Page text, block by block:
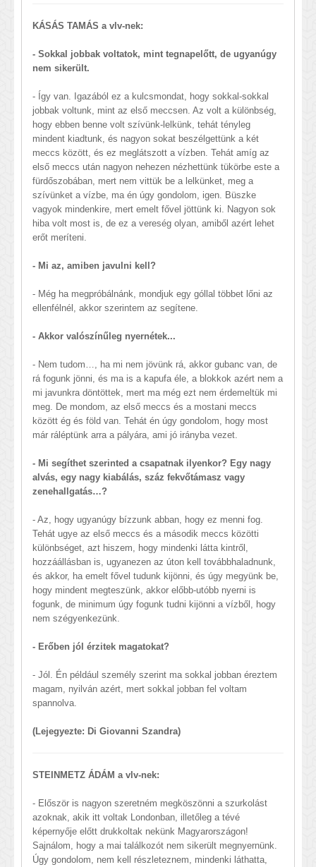
KÁSÁS TAMÁS a vlv-nek:
- Sokkal jobbak voltatok, mint tegnapelőtt, de ugyanúgy
nem sikerült.
- Így van. Igazából ez a kulcsmondat, hogy sokkal-sokkal
jobbak voltunk, mint az első meccsen. Az volt a különbség,
hogy ebben benne volt szívünk-lelkünk, tehát tényleg
mindent kiadtunk, és nagyon sokat beszélgettünk a két
meccs között, és ez meglátszott a vízben. Tehát amíg az
első meccs után nagyon nehezen nézhettünk tükörbe este a
fürdőszobában, mert nem vittük be a lelkünket, meg a
szívünket a vízbe, ma én úgy gondolom, igen. Büszke
vagyok mindenkire, mert emelt fővel jöttünk ki. Nagyon sok
hiba volt most is, de ez a vereség olyan, amiből azért lehet
erőt meríteni.
- Mi az, amiben javulni kell?
- Még ha megpróbálnánk, mondjuk egy góllal többet lőni az
ellenfélnél, akkor szerintem az segítene.
- Akkor valószínűleg nyernétek...
- Nem tudom…, ha mi nem jövünk rá, akkor gubanc van, de
rá fogunk jönni, és ma is a kapufa éle, a blokkok azért nem a
mi javunkra döntöttek, mert ma még ezt nem érdemeltük mi
meg. De mondom, az első meccs és a mostani meccs
között ég és föld van. Tehát én úgy gondolom, hogy most
már ráléptünk arra a pályára, ami jó irányba vezet.
- Mi segíthet szerinted a csapatnak ilyenkor? Egy nagy
alvás, egy nagy kiabálás, száz fekvőtámasz vagy
zenehallgatás…?
- Az, hogy ugyanúgy bízzunk abban, hogy ez menni fog.
Tehát ugye az első meccs és a második meccs közötti
különbséget, azt hiszem, hogy mindenki látta kintről,
hozzáállásban is, ugyanezen az úton kell továbbhaladnunk,
és akkor, ha emelt fővel tudunk kijönni, és úgy megyünk be,
hogy mindent megteszünk, akkor előbb-utóbb nyerni is
fogunk, de minimum úgy fogunk tudni kijönni a vízből, hogy
nem szégyenkezünk.
- Erőben jól érzitek magatokat?
- Jól. Én például személy szerint ma sokkal jobban éreztem
magam, nyilván azért, mert sokkal jobban fel voltam
spannolva.
(Lejegyezte: Di Giovanni Szandra)
STEINMETZ ÁDÁM a vlv-nek:
- Először is nagyon szeretném megköszönni a szurkolást
azoknak, akik itt voltak Londonban, illetőleg a tévé
képernyője előtt drukkoltak nekünk Magyarországon!
Sajnálom, hogy a mai találkozót nem sikerült megnyernünk.
Úgy gondolom, nem kell részleteznem, mindenki láthatta,